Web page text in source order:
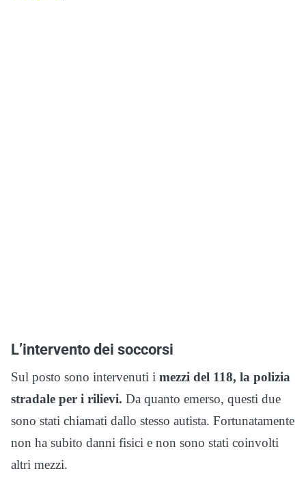
L’intervento dei soccorsi
Sul posto sono intervenuti i mezzi del 118, la polizia
stradale per i rilievi. Da quanto emerso, questi due
sono stati chiamati dallo stesso autista. Fortunatamente
non ha subito danni fisici e non sono stati coinvolti
altri mezzi.